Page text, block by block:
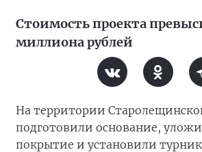
Стоимость проекта
миллиона рублей
На территории
подготовили основание,
покрытие и установили